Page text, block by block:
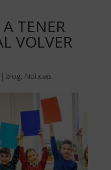
TENER
VOLVER
blog, Noticias